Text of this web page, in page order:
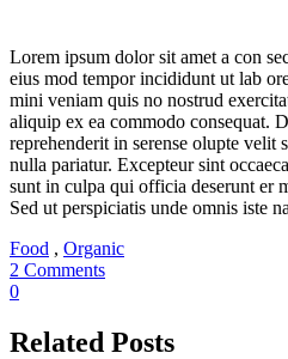
Lorem ipsum dolor sit amet a con
eius mod tempor incididunt ut lab
mini veniam quis no nostrud
aliquip ex ea commodo consequat.
reprehenderit in serense olupte velit
nulla pariatur. Excepteur sint
sunt in culpa qui officia deserunt er
Sed ut perspiciatis unde omnis iste
Food , Organic
2 Comments
0
Related Posts